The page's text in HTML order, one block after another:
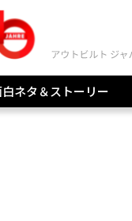
ネタ＆ストーリー